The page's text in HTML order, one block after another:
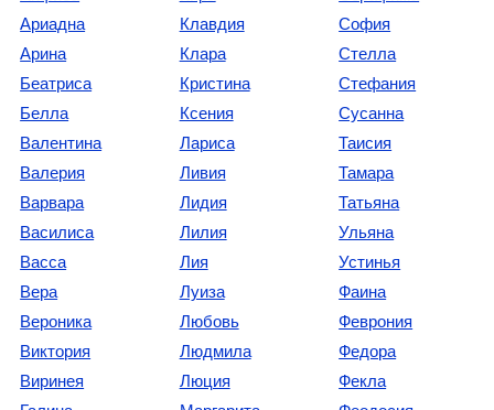
Ариадна
Арина
Беатриса
Белла
Валентина
Валерия
Варвара
Василиса
Васса
Вера
Вероника
Виктория
Виринея
Клавдия
Клара
Кристина
Ксения
Лариса
Ливия
Лидия
Лилия
Лия
Луиза
Любовь
Людмила
Люция
София
Стелла
Стефания
Сусанна
Таисия
Тамара
Татьяна
Ульяна
Устинья
Фаина
Феврония
Федора
Фекла